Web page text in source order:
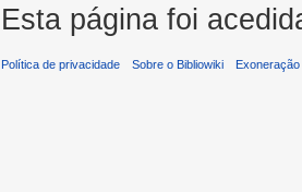
Esta página foi
Política de privacidade Sobre o Bibliowiki